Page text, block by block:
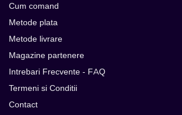
Cum comand
Metode plata
Metode livrare
Magazine partenere
Intrebari Frecvente - FAQ
Termeni si Conditii
Contact